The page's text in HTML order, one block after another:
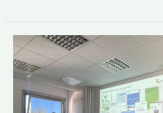
ReForest
på
det
10.
Forum